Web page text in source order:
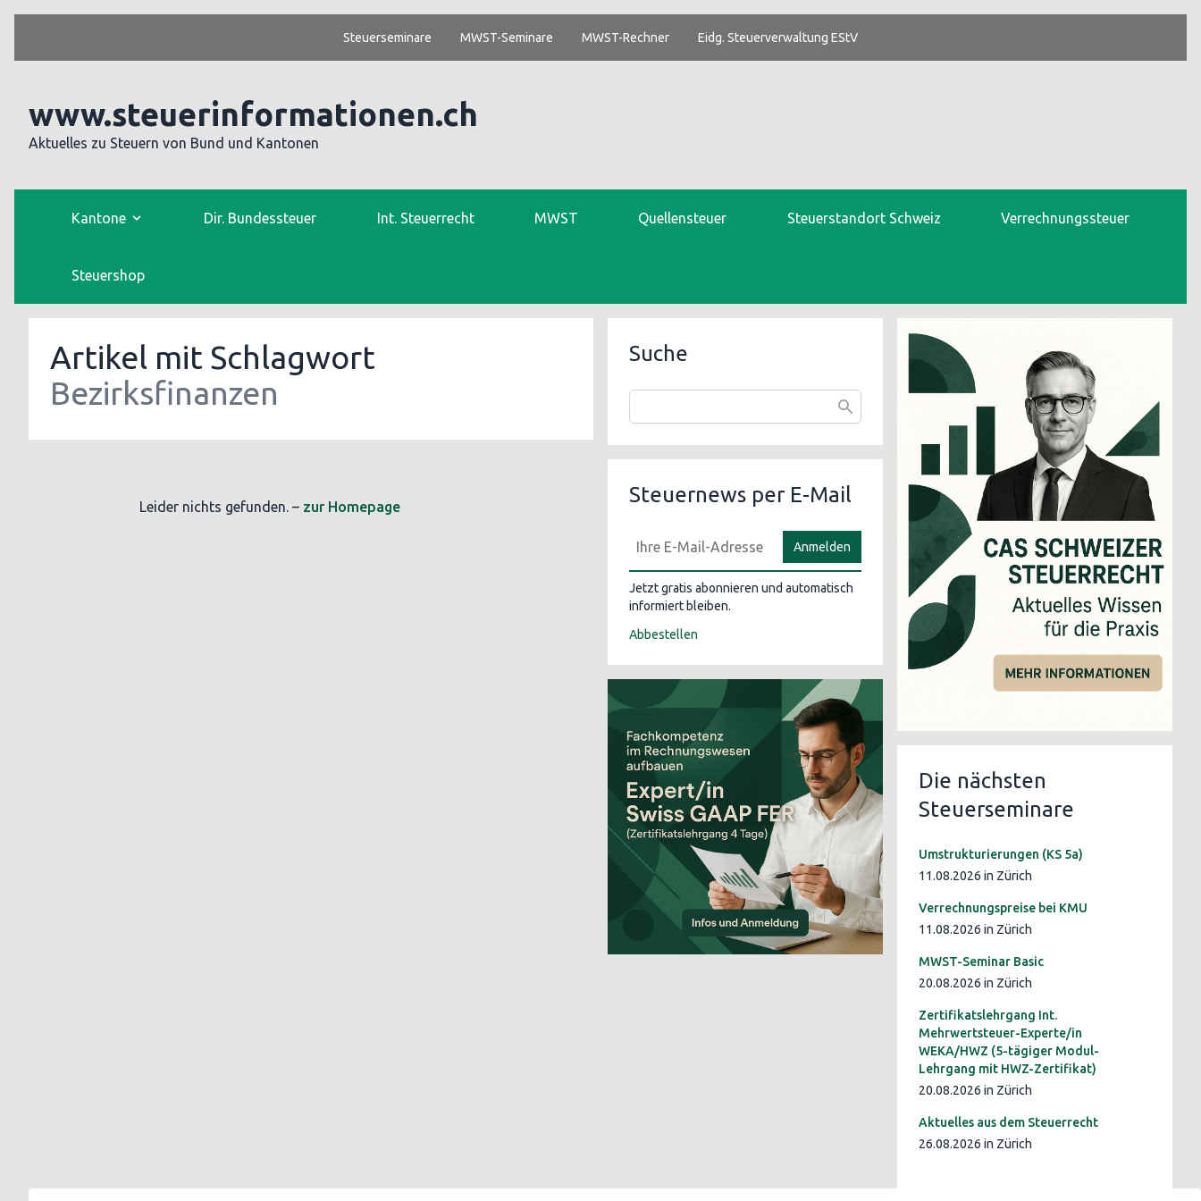
Steuerseminare MWST-Seminare MWST-Rechner Eidg. Steuerverwaltung EStV
www.steuerinformationen.ch
Aktuelles zu Steuern von Bund und Kantonen
Kantone Dir. Bundessteuer Int. Steuerrecht MWST Quellensteuer Steuerstandort Schweiz Verrechnungssteuer
Steuershop
Artikel mit Schlagwort
Bezirksfinanzen
Leider nichts gefunden. – zur Homepage
Suche
Steuernews per E-Mail
Anmelden
Jetzt gratis abonnieren und automatisch
informiert bleiben.
Abbestellen
Die nächsten
Steuerseminare
Umstrukturierungen (KS 5a)
11.08.2026 in Zürich
Verrechnungspreise bei KMU
11.08.2026 in Zürich
MWST-Seminar Basic
20.08.2026 in Zürich
Zertifikatslehrgang Int.
Mehrwertsteuer-Experte/in
WEKA/HWZ (5-tägiger Modul-
Lehrgang mit HWZ-Zertifikat)
20.08.2026 in Zürich
Aktuelles aus dem Steuerrecht
26.08.2026 in Zürich